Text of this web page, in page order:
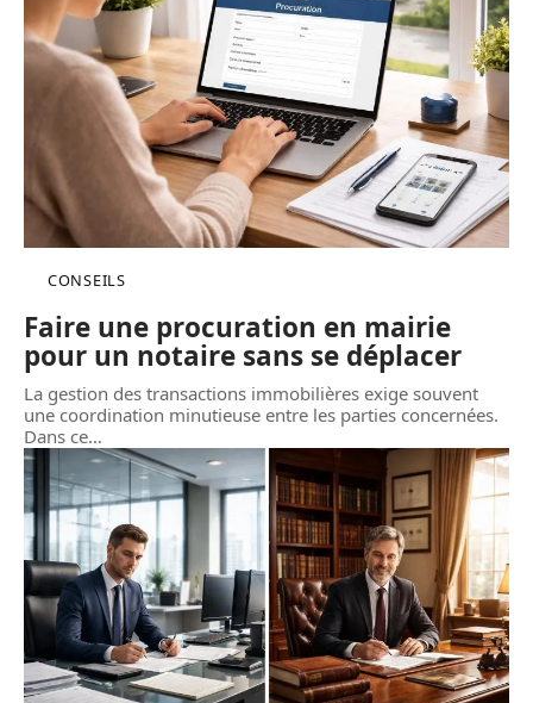
CONSEILS
Faire une procuration en mairie
pour un notaire sans se déplacer
La gestion des transactions immobilières exige souvent
une coordination minutieuse entre les parties concernées.
Dans ce…